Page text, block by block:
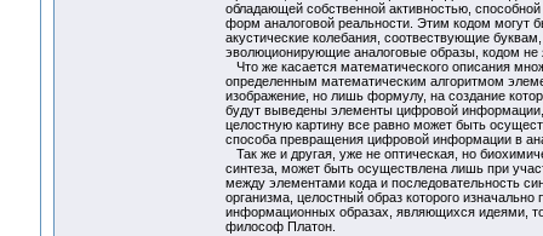
обладающей собственной активностью,
форм аналоговой реальности. Этим кодом могут
акустические колебания, соотвествующие
эволюционирующие аналоговые образы, кодом
Что же касается математического описания
определенным математическим алгоритмом
изображение, но лишь формулу, на создание
будут выведены элементы цифровой
целостную картину все равно может быть
способа превращения цифровой информации в
Так же и другая, уже не оптическая, но
синтеза, может быть осуществлена лишь при
между элементами кода и последовательность
организма, целостный образ которого
информационных образах, являющихся идеями,
философ Платон.